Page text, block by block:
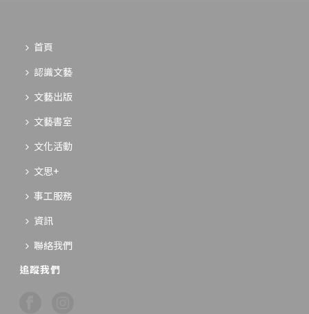
首頁
認識文藝
文藝出版
文藝書室
文化活動
文思+
事工服務
資訊
聯絡我們
追蹤我們